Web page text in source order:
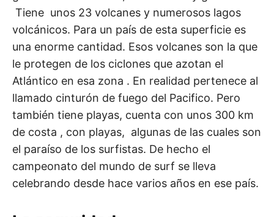
Tiene unos 23 volcanes y numerosos lagos
volcánicos. Para un país de esta superficie es
una enorme cantidad. Esos volcanes son la que
le protegen de los ciclones que azotan el
Atlántico en esa zona . En realidad pertenece al
llamado cinturón de fuego del Pacifico. Pero
también tiene playas, cuenta con unos 300 km
de costa , con playas, algunas de las cuales son
el paraíso de los surfistas. De hecho el
campeonato del mundo de surf se lleva
celebrando desde hace varios años en ese país.